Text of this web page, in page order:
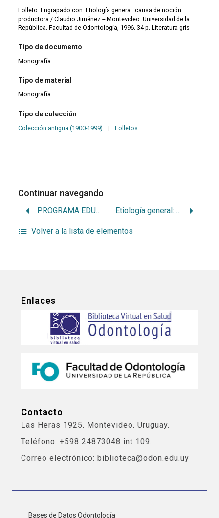
Folleto. Engrapado con: Etiología general: causa de noción
productora / Claudio Jiménez.-- Montevideo: Universidad de la
República. Facultad de Odontología, 1996. 34 p. Literatura gris
Tipo de documento
Monografía
Tipo de material
Monografía
Tipo de colección
Colección antigua (1900-1999) | Folletos
Continuar navegando
PROGRAMA EDUCATIVO PREVENTIVO: CONTROL DE PLACA MICROBIANA, REFUERZO DEL HUESPED Y MEDIDAS DE AUTOCUIDADO: ESCUELA N§ 172 ‘JOSE MARTI’ Etiología general: noción de causa productora
Volver a la lista de elementos
Enlaces
Contacto
Las Heras 1925, Montevideo, Uruguay.
Teléfono: +598 24873048 int 109.
Correo electrónico: biblioteca@odon.edu.uy
Bases de Datos Odontología